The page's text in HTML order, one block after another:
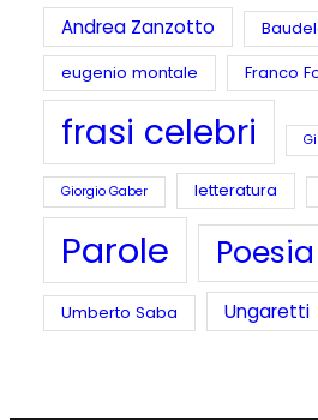
Andrea Zanzotto
eugenio montale
Franco
frasi celebri
Giorgio Gaber letteratura
Parole Poesia
Umberto Saba Ungaretti